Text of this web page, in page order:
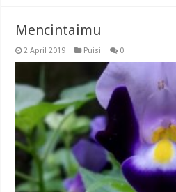
Mencintaimu
2 April 2019 Puisi 0